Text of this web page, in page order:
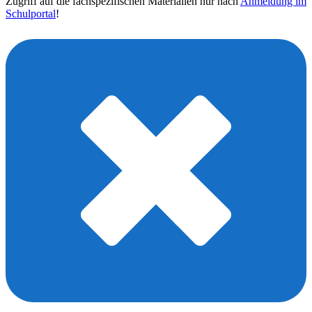
Schulportal!